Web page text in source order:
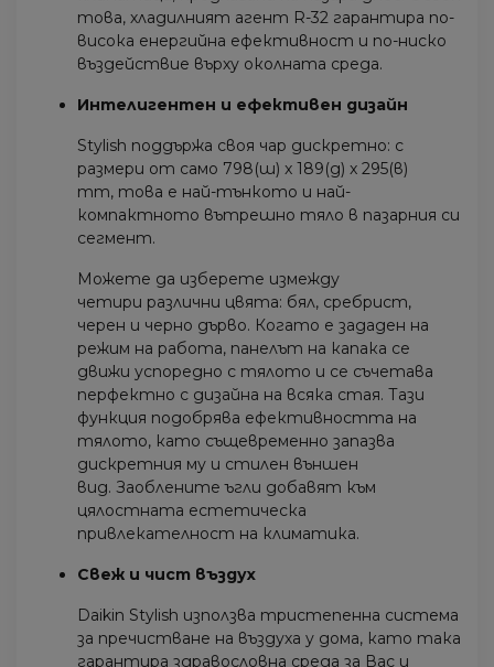
това, хладилният агент R-32 гарантира по-
висока енергийна ефективност и по-ниско
въздействие върху околната среда.
Интелигентен и ефективен дизайн
Stylish поддържа своя чар дискретно: с
размери от само 798(ш) x 189(д) x 295(в)
mm, това е най-тънкото и най-
компактното вътрешно тяло в пазарния си
сегмент.
Можете да изберете измежду
четири различни цвята: бял, сребрист,
черен и черно дърво. Когато е зададен на
режим на работа, панелът на капака се
движи успоредно с тялото и се съчетава
перфектно с дизайна на всяка стая. Тази
функция подобрява ефективността на
тялото, като същевременно запазва
дискретния му и стилен външен
вид. Заоблените ъгли добавят към
цялостната естетическа
привлекателност на климатика.
Свеж и чист въздух
Daikin Stylish използва тристепенна система
за пречистване на въздуха у дома, като така
гарантира здравословна среда за Вас и